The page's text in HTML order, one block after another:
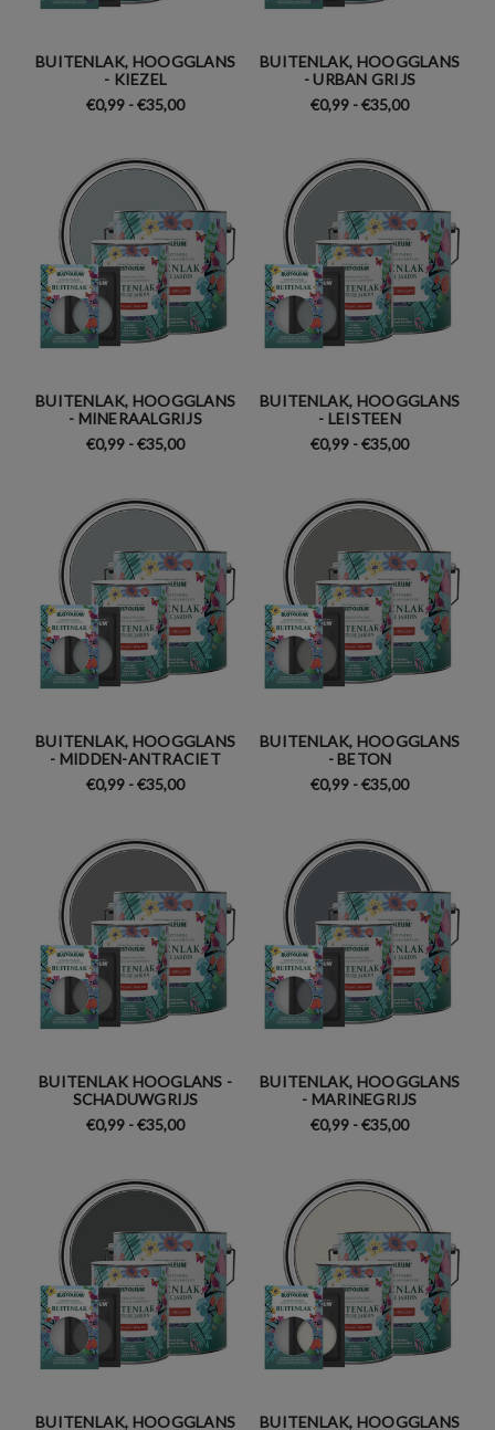
BUITENLAK, HOOGGLANS
- KIEZEL
€0,99 - €35,00
BUITENLAK, HOOGGLANS
- URBAN GRIJS
€0,99 - €35,00
BUITENLAK, HOOGGLANS
- MINERAALGRIJS
€0,99 - €35,00
BUITENLAK, HOOGGLANS
- LEISTEEN
€0,99 - €35,00
BUITENLAK, HOOGGLANS
- MIDDEN-ANTRACIET
€0,99 - €35,00
BUITENLAK, HOOGGLANS
- BETON
€0,99 - €35,00
BUITENLAK HOOGLANS -
SCHADUWGRIJS
€0,99 - €35,00
BUITENLAK, HOOGGLANS
- MARINEGRIJS
€0,99 - €35,00
BUITENLAK, HOOGGLANS BUITENLAK, HOOGGLANS